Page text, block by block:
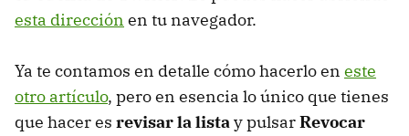
esta dirección en tu navegador.
Ya te contamos en detalle cómo hacerlo en este
otro artículo, pero en esencia lo único que tienes
que hacer es revisar la listay pulsarRevocar